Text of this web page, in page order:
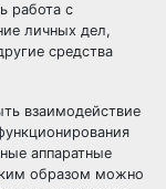
работа с
личных дел,
средства
взаимодействие
аппаратные
образом можно